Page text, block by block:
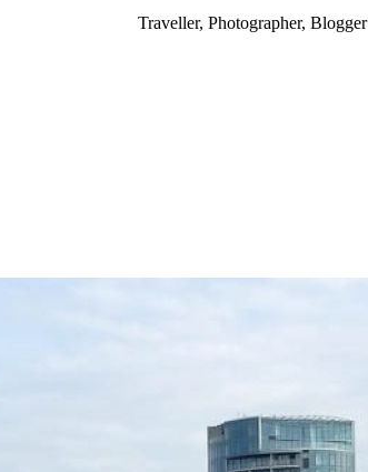
Traveller, Photographer, Blogger